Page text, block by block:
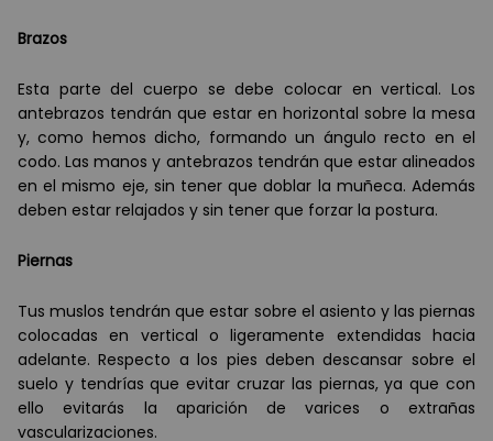
Brazos
Esta parte del cuerpo se debe colocar en vertical. Los
antebrazos tendrán que estar en horizontal sobre la mesa
y, como hemos dicho, formando un ángulo recto en el
codo. Las manos y antebrazos tendrán que estar alineados
en el mismo eje, sin tener que doblar la muñeca. Además
deben estar relajados y sin tener que forzar la postura.
Piernas
Tus muslos tendrán que estar sobre el asiento y las piernas
colocadas en vertical o ligeramente extendidas hacia
adelante. Respecto a los pies deben descansar sobre el
suelo y tendrías que evitar cruzar las piernas, ya que con
ello evitarás la aparición de varices o extrañas
vascularizaciones.